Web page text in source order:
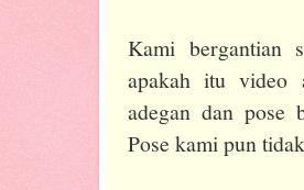
Kami bergantian
apakah itu video
adegan dan pose
Pose kami pun